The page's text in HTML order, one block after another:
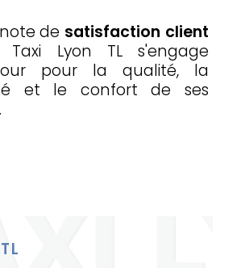
de satisfaction client
Lyon TL s'engage
pour la qualité, la
et le confort de ses